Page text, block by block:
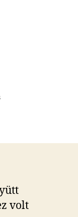
a(z)
volt